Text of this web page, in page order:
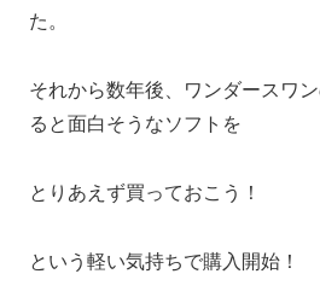
た。
それから数年後、ワンダースワ
ると面白そうなソフトを
とりあえず買っておこう！
という軽い気持ちで購入開始！